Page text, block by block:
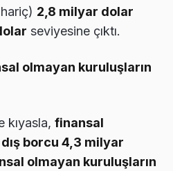
2,8 milyar dolar
seviyesine çıktı.
olmayan kuruluşların
kıyasla, finansal
borcu 4,3 milyar
olmayan kuruluşların